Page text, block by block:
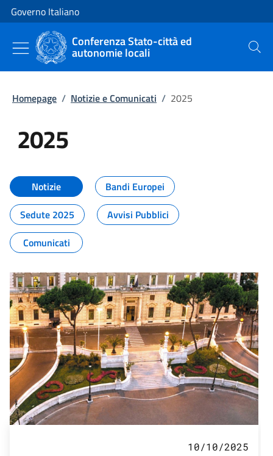
Vai al contenuto
Vai alla navigazione del sito
Governo Italiano
Conferenza Stato-città ed
autonomie locali Cerca
Homepage / Notizie e Comunicati / 2025
2025
Tutti i contenuti della pagina
Notizie
Bandi Europei
Sedute 2025
Avvisi Pubblici
Comunicati
10/10/2025